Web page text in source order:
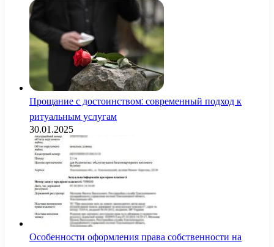
Прощание с достоинством: современный подход к
ритуальным услугам
30.01.2025
Особенности оформления права собственности на